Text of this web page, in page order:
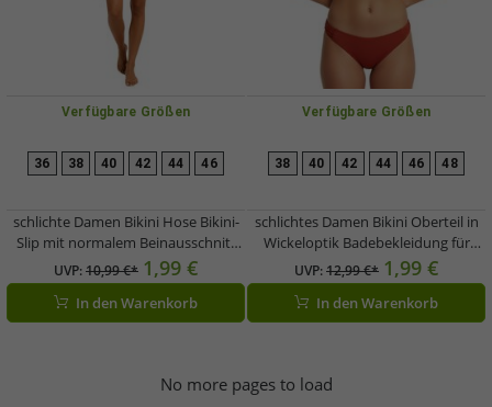
Verfügbare Größen
36 38 40 42 44 46
schlichte Damen Bikini Hose Bikini-
Slip mit normalem Beinausschnitt
Bademode 907470 Blau
UVP:10,99 €* 1,99 €
In den Warenkorb
Verfügbare Größen
38 40 42 44 46 48
schlichtes Damen Bikini Oberteil in
Wickeloptik Badebekleidung für
Strand und Sommer 958674 Braun
UVP:12,99 €* 1,99 €
In den Warenkorb
No more pages to load